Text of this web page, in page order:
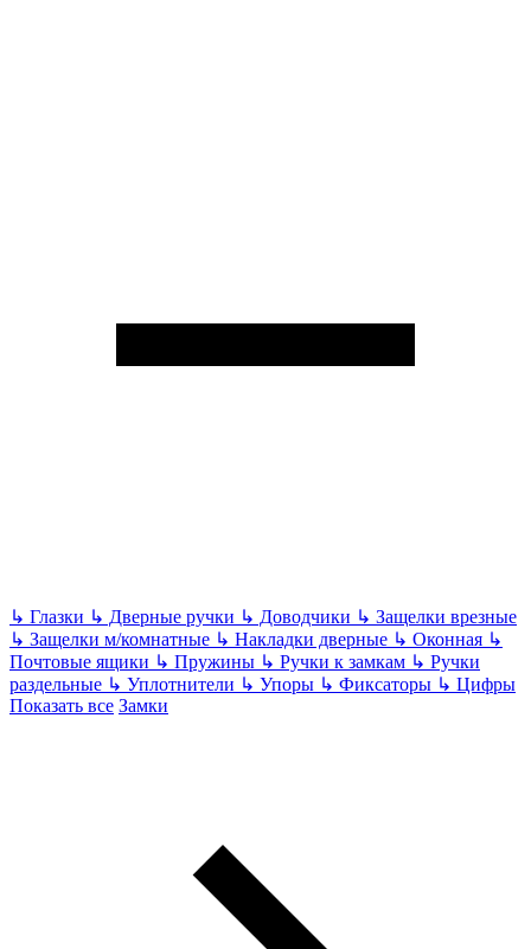
↳ Глазки ↳ Дверные ручки ↳ Доводчики ↳ Защелки врезные
↳ Защелки м/комнатные ↳ Накладки дверные ↳ Оконная ↳
Почтовые ящики ↳ Пружины ↳ Ручки к замкам ↳ Ручки
раздельные ↳ Уплотнители ↳ Упоры ↳ Фиксаторы ↳ Цифры
Показать все Замки